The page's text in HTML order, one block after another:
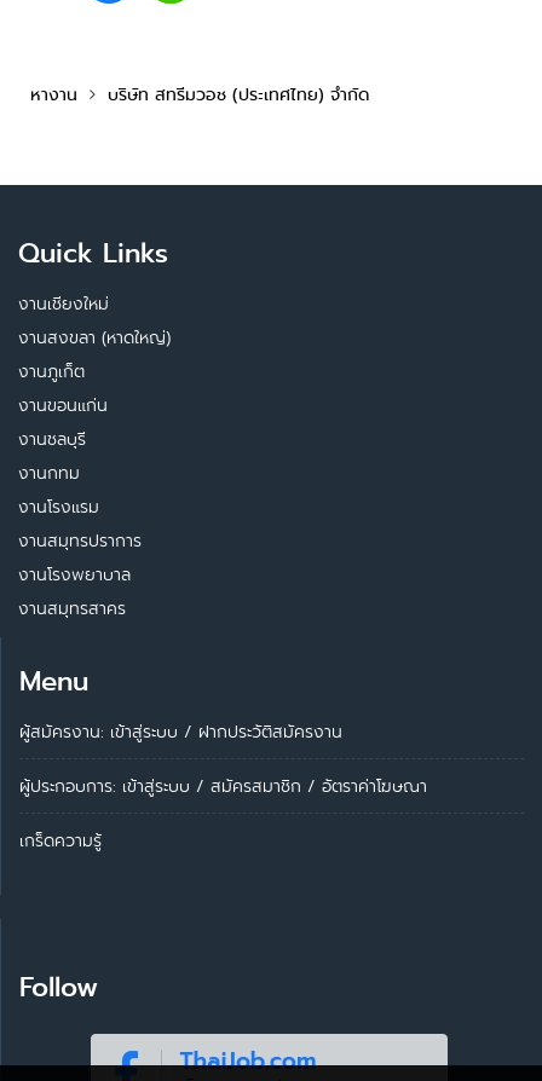
หางาน บริษัท สทรีมวอช (ประเทศไทย) จำกัด
Quick Links
งานเชียงใหม่
งานสงขลา (หาดใหญ่)
งานภูเก็ต
งานขอนแก่น
งานชลบุรี
งานกทม
งานโรงแรม
งานสมุทรปราการ
งานโรงพยาบาล
งานสมุทรสาคร
Menu
ผู้สมัครงาน: เข้าสู่ระบบ / ฝากประวัติสมัครงาน
ผู้ประกอบการ: เข้าสู่ระบบ / สมัครสมาชิก / อัตราค่าโฆษณา
เกร็ดความรู้
Follow